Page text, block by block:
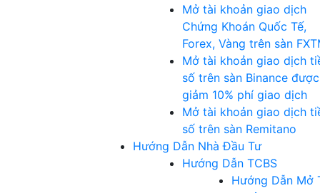
Mở tài khoản giao dịch
Chứng Khoán Quốc Tế,
Forex, Vàng trên sàn
Mở tài khoản giao dịch
số trên sàn Binance được
giảm 10% phí giao dịch
Mở tài khoản giao dịch
số trên sàn Remitano
Hướng Dẫn Nhà Đầu Tư
Hướng Dẫn TCBS
Hướng Dẫn Mở